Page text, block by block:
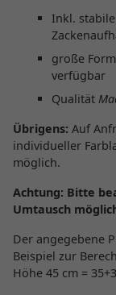
Inkl.
große
verfügbar
Qualität
Übrigens: Auf
individueller
möglich.
Achtung: Bitte
Umtausch
Der angegebene
Beispiel zur
Höhe 45 cm =